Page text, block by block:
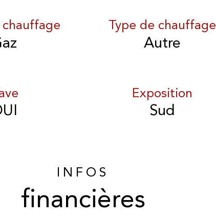
Type de chauffage
Autre
Exposition
Sud
INFOS
financières